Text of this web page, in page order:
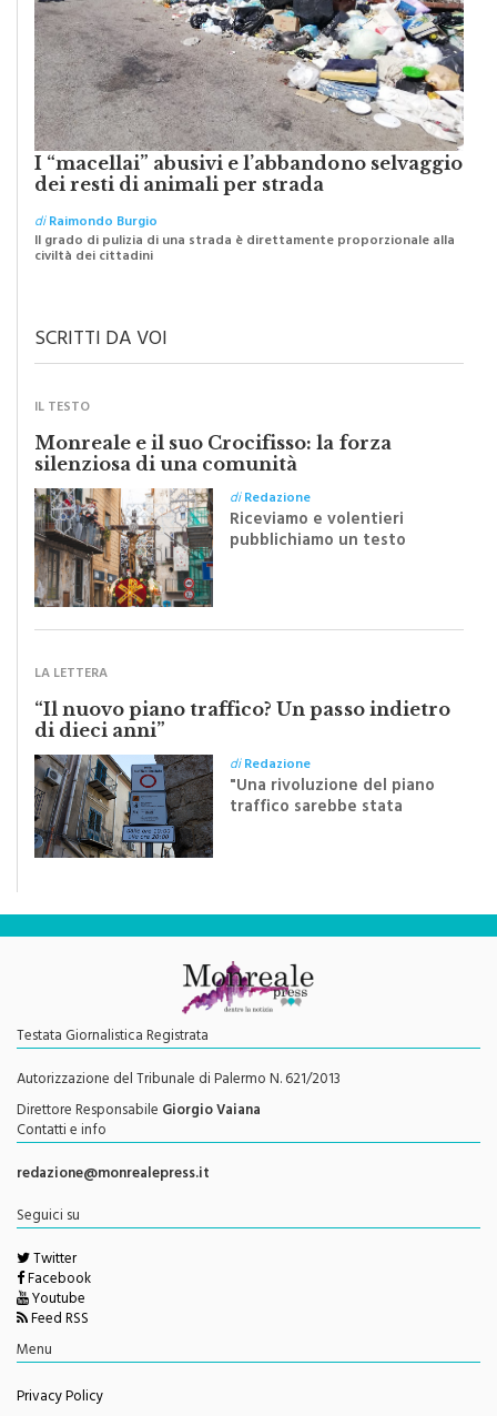
I “macellai” abusivi e l’abbandono selvaggio
dei resti di animali per strada
diRaimondo Burgio
Il grado di pulizia di una strada è direttamente proporzionale alla
civiltà dei cittadini
SCRITTI DA VOI
IL TESTO
Monreale e il suo Crocifisso: la forza
silenziosa di una comunità
diRedazione
Riceviamo e volentieri
pubblichiamo un testo
Festa del Santissimo
LA LETTERA
“Il nuovo piano traffico? Un passo indietro
di dieci anni”
diRedazione
"Una rivoluzione del piano
traffico sarebbe stata
Testata Giornalistica Registrata
Autorizzazione del Tribunale di Palermo N. 621/2013
Direttore Responsabile Giorgio Vaiana
Contatti e info
redazione@monrealepress.it
Seguici su
Twitter
Facebook
Youtube
Feed RSS
Menu
Privacy Policy